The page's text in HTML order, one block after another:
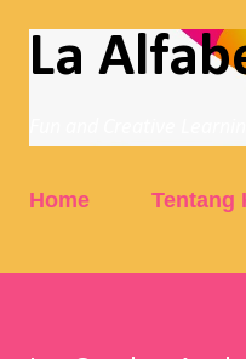
Skip
La
Home Tentang